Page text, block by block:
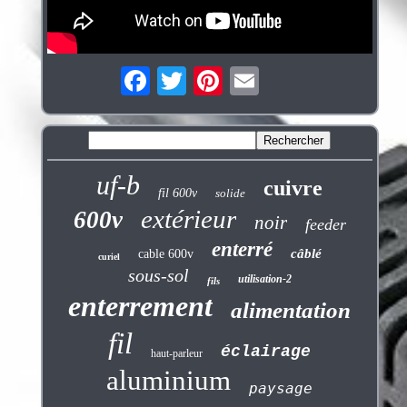
uf-b fil 600v solide cuivre
600v extérieur noir feeder
curiel cable 600v enterré câblé
sous-sol fils utilisation-2
enterrement alimentation
fil haut-parleur éclairage
aluminium paysage